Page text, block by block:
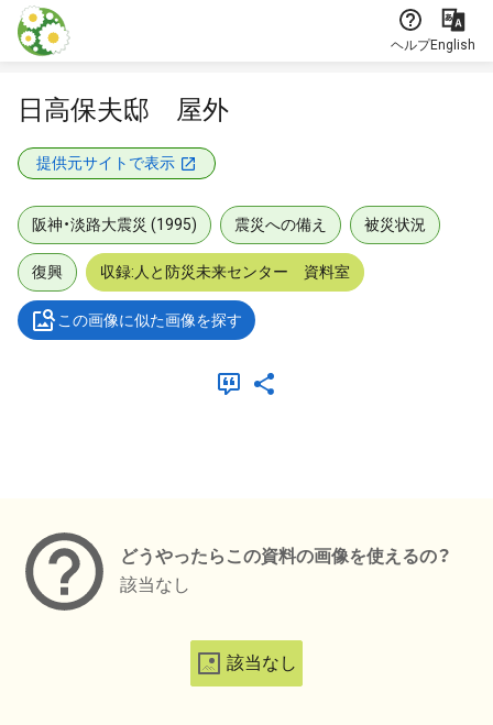
本文に飛ぶ
ヘルプEnglish
日高保夫邸 屋外
提供元サイトで表示
阪神・淡路大震災 (1995) 震災への備え 被災状況
復興 収録:人と防災未来センター 資料室
この画像に似た画像を探す
どうやったらこの資料の画像を使えるの？
該当なし
該当なし